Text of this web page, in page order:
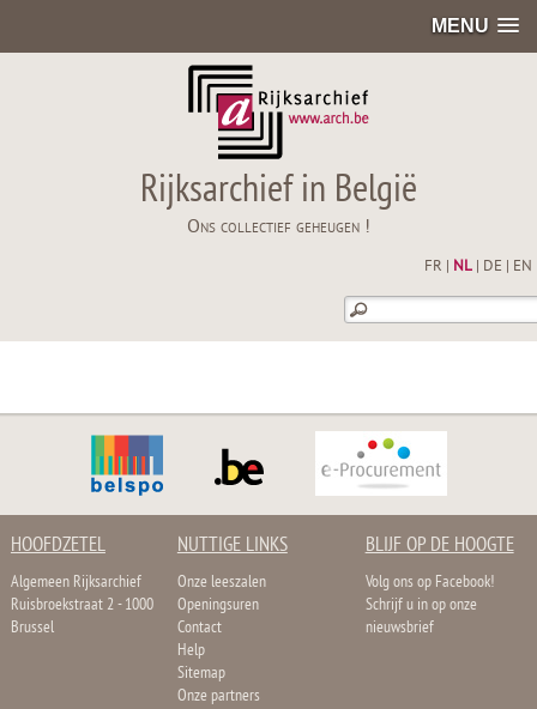
MENU
Rijksarchief in België
Ons collectief geheugen !
FR NL| DE EN
HOOFDZETEL
Algemeen Rijksarchief
Ruisbroekstraat 2 - 1000
Brussel
NUTTIGE LINKS
Onze leeszalen
Openingsuren
Contact
Help
Sitemap
Onze partners
BLIJF OP DE HOOGTE
Volg ons op Facebook!
Schrijf u in op onze
nieuwsbrief